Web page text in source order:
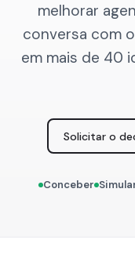
melhorar
conversa com
em mais de 40
Solicitar o
Conceber